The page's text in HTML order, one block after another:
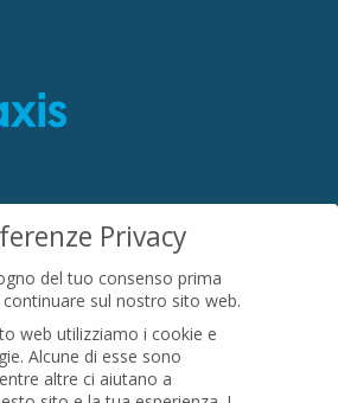
(GE) – Italy
Privacy
del tuo consenso prima
sul nostro sito web.
web utilizziamo i cookie e
Alcune di esse sono
altre ci aiutano a